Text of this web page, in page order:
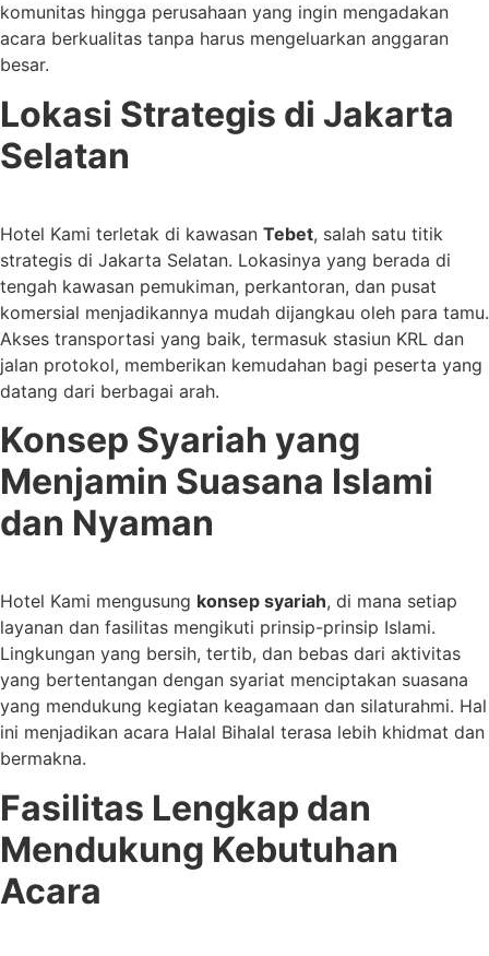
komunitas hingga perusahaan yang ingin mengadakan
acara berkualitas tanpa harus mengeluarkan anggaran
besar.
Lokasi Strategis di Jakarta
Selatan
Hotel Kami terletak di kawasan Tebet, salah satu titik
strategis di Jakarta Selatan. Lokasinya yang berada di
tengah kawasan pemukiman, perkantoran, dan pusat
komersial menjadikannya mudah dijangkau oleh para tamu.
Akses transportasi yang baik, termasuk stasiun KRL dan
jalan protokol, memberikan kemudahan bagi peserta yang
datang dari berbagai arah.
Konsep Syariah yang
Menjamin Suasana Islami
dan Nyaman
Hotel Kami mengusung konsep syariah, di mana setiap
layanan dan fasilitas mengikuti prinsip-prinsip Islami.
Lingkungan yang bersih, tertib, dan bebas dari aktivitas
yang bertentangan dengan syariat menciptakan suasana
yang mendukung kegiatan keagamaan dan silaturahmi. Hal
ini menjadikan acara Halal Bihalal terasa lebih khidmat dan
bermakna.
Fasilitas Lengkap dan
Mendukung Kebutuhan
Acara